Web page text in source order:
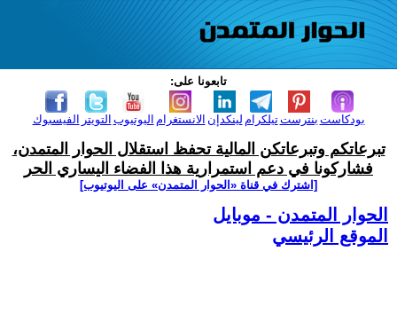
تابعونا على:
الفيسبوك التويتر اليوتيوب الانستغرام لينكدإن تيلكرامبنترست بودكاست
تبرعاتكم وتبرعاتكن المالية تحفظ استقلال الحوار المتمدن،
فشاركونا في دعم استمرارية هذا الفضاء اليساري الحر
[اشترك في قناة ‫«الحوار المتمدن» على اليوتيوب]
الحوار المتمدن - موبايل
الموقع الرئيسي